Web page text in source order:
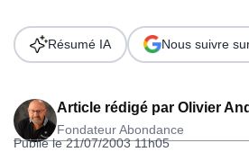
Article rédigé par Olivier
Fondateur Abondance
Publié le 21/07/2003 11h05
Résumé IA Nous suivre